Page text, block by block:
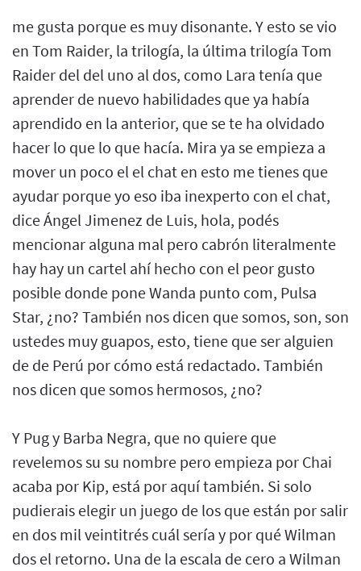
me gusta porque es muy disonante. Y esto se vio
en Tom Raider, la trilogía, la última trilogía Tom
Raider del del uno al dos, como Lara tenía que
aprender de nuevo habilidades que ya había
aprendido en la anterior, que se te ha olvidado
hacer lo que lo que hacía. Mira ya se empieza a
mover un poco el el chat en esto me tienes que
ayudar porque yo eso iba inexperto con el chat,
dice Ángel Jimenez de Luis, hola, podés
mencionar alguna mal pero cabrón literalmente
hay hay un cartel ahí hecho con el peor gusto
posible donde pone Wanda punto com, Pulsa
Star, ¿no? También nos dicen que somos, son, son
ustedes muy guapos, esto, tiene que ser alguien
de de Perú por cómo está redactado. También
nos dicen que somos hermosos, ¿no?
Y Pug y Barba Negra, que no quiere que
revelemos su su nombre pero empieza por Chai
acaba por Kip, está por aquí también. Si solo
pudierais elegir un juego de los que están por salir
en dos mil veintitrés cuál sería y por qué Wilman
dos el retorno. Una de la escala de cero a Wilman